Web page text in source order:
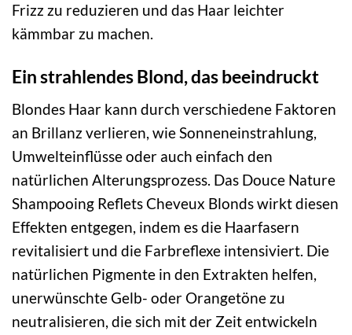
Frizz zu reduzieren und das Haar leichter
kämmbar zu machen.
Ein strahlendes Blond, das beeindruckt
Blondes Haar kann durch verschiedene Faktoren
an Brillanz verlieren, wie Sonneneinstrahlung,
Umwelteinflüsse oder auch einfach den
natürlichen Alterungsprozess. Das Douce Nature
Shampooing Reflets Cheveux Blonds wirkt diesen
Effekten entgegen, indem es die Haarfasern
revitalisiert und die Farbreflexe intensiviert. Die
natürlichen Pigmente in den Extrakten helfen,
unerwünschte Gelb- oder Orangetöne zu
neutralisieren, die sich mit der Zeit entwickeln